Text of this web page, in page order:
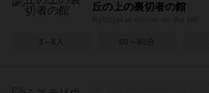
丘の上の裏切者の館
3～6人 60～80分